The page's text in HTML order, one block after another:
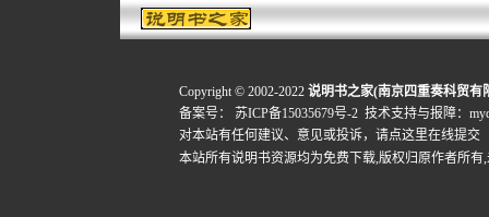
Copyright © 2002-2022 说明书之家(南京四重奏科贸有
备案号：
苏ICP备15035679号-2 技术支持与报障：
对本站有任何建议、意见或投诉， 请点这里在线提交
本站所有说明书资源均为免费下载,版权归原作者所